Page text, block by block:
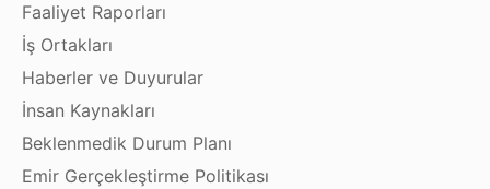
Faaliyet Raporları
İş Ortakları
Haberler ve Duyurular
İnsan Kaynakları
Beklenmedik Durum Planı
Emir Gerçekleştirme Politikası